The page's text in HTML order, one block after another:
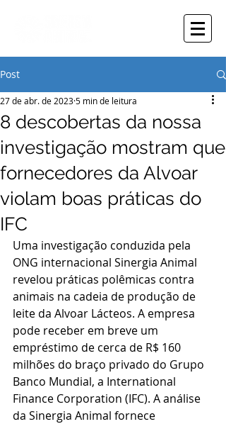
Post
8 descobertas da nossa
investigação mostram que
fornecedores da Alvoar
violam boas práticas do
IFC
27 de abr. de 20235 min de leitura
Uma investigação conduzida pela
ONG internacional Sinergia Animal
revelou práticas polêmicas contra
animais na cadeia de produção de
leite da Alvoar Lácteos. A empresa
pode receber em breve um
empréstimo de cerca de R$ 160
milhões do braço privado do Grupo
Banco Mundial, a International
Finance Corporation (IFC). A análise
da Sinergia Animal fornece